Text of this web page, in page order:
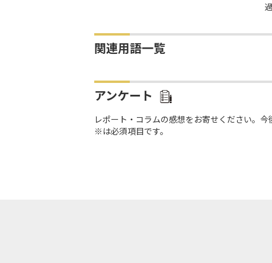
関連用語一覧
アンケート
レポート・コラムの感想をお寄せください。
※は必須項目です。